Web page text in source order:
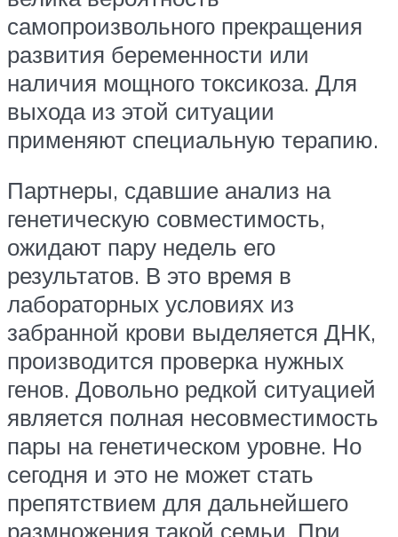
самопроизвольного прекращения
развития беременности или
наличия мощного токсикоза. Для
выхода из этой ситуации
применяют специальную терапию.
Партнеры, сдавшие анализ на
генетическую совместимость,
ожидают пару недель его
результатов. В это время в
лабораторных условиях из
забранной крови выделяется ДНК,
производится проверка нужных
генов. Довольно редкой ситуацией
является полная несовместимость
пары на генетическом уровне. Но
сегодня и это не может стать
препятствием для дальнейшего
размножения такой семьи. При